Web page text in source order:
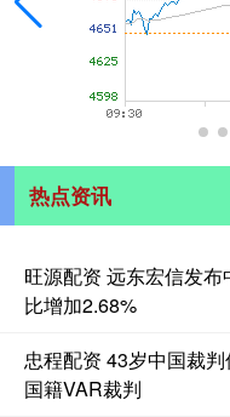
热点资讯
旺源配资 远东宏信发
比增加2.68%
忠程配资 43岁中国裁
国籍VAR裁判